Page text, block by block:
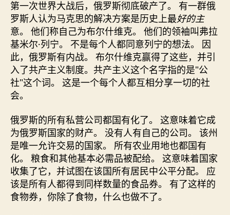
第一次世界大战后，俄罗斯彻底破产了。 有一群俄
罗斯人认为马克思的解决方案是历史上最好的主
意。 他们称自己为布尔什维克。 他们的领袖叫弗拉
基米尔·列宁。 不是每个人都同意列宁的想法。 因
此，俄罗斯有内战。 布尔什维克赢得了这些，并引
入了共产主义制度。共产主义这个名字指的是"公
社"这个词。 这是一个每个人都互相分享一切的社
会。
俄罗斯的所有私营公司都国有化了。 这意味着它成
为俄罗斯国家的财产。 没有人有自己的公司。 该州
是唯一允许交易的国家。 所有农业用地也都国有
化。 粮食和其他基本必需品被配给。 这意味着国家
收集了它，并试图在该国所有居民中公平分配。 应
该是所有人都得到同样数量的食品券。 有了这样的
食物券，你除了食物，什么也做不了。